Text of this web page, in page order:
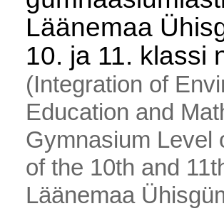
Läänemaa
10. ja 11. klassi
(Integration of
Education and
Gymnasium Level
of the 10th and
Läänemaa